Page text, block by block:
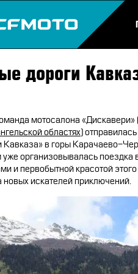
дороги
мотосалона
областях)
Кавказа» в горы Карачаево-
организовывалась поездка
и первобытной красотой
новых искателей приключений.